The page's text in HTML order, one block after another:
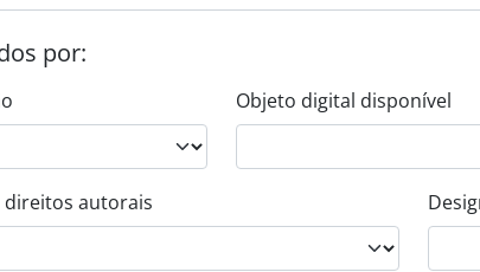
por:
Objeto digital disponível
direitos autorais